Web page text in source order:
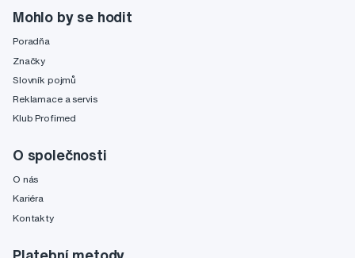
Mohlo by se hodit
Poradňa
Značky
Slovník pojmů
Reklamace a servis
Klub Profimed
O společnosti
O nás
Kariéra
Kontakty
Platební metody